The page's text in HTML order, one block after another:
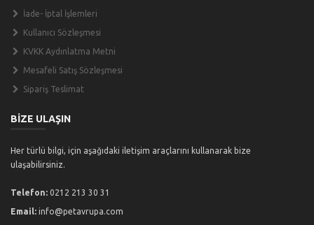
İade- İptal İşlemleri
Kullanıcı Sözleşmesi
KVKK Aydınlatma Metni
Mesafeli Satış Sözleşmesi
Sipariş Teslimat
BİZE ULAŞIN
Her türlü bilgi, için aşağıdaki iletişim araçlarını kullanarak bize
ulaşabilirsiniz.
Telefon: 0212 213 30 31
Email: info@petavrupa.com